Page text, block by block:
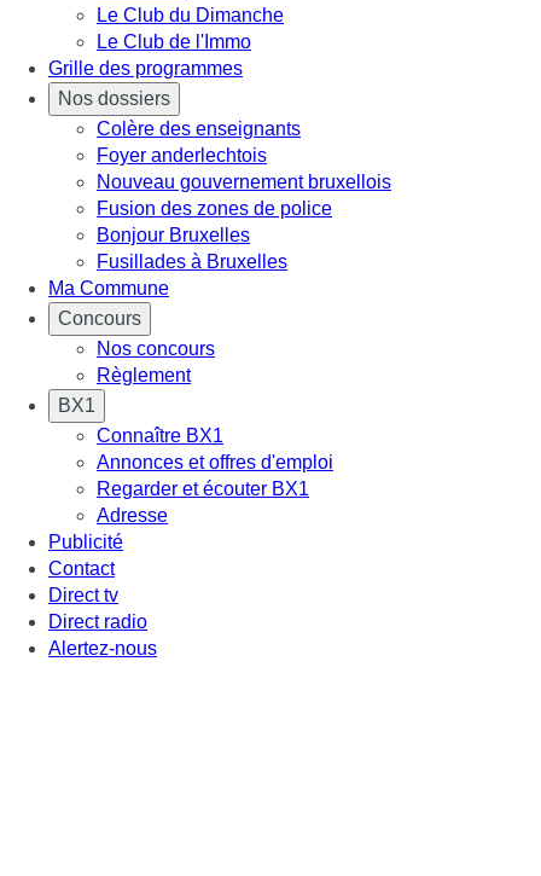
Le Club du Dimanche
Le Club de l'Immo
Grille des programmes
Nos dossiers
Colère des enseignants
Foyer anderlechtois
Nouveau gouvernement bruxellois
Fusion des zones de police
Bonjour Bruxelles
Fusillades à Bruxelles
Ma Commune
Concours
Nos concours
Règlement
BX1
Connaître BX1
Annonces et offres d'emploi
Regarder et écouter BX1
Adresse
Publicité
Contact
Direct tv
Direct radio
Alertez-nous